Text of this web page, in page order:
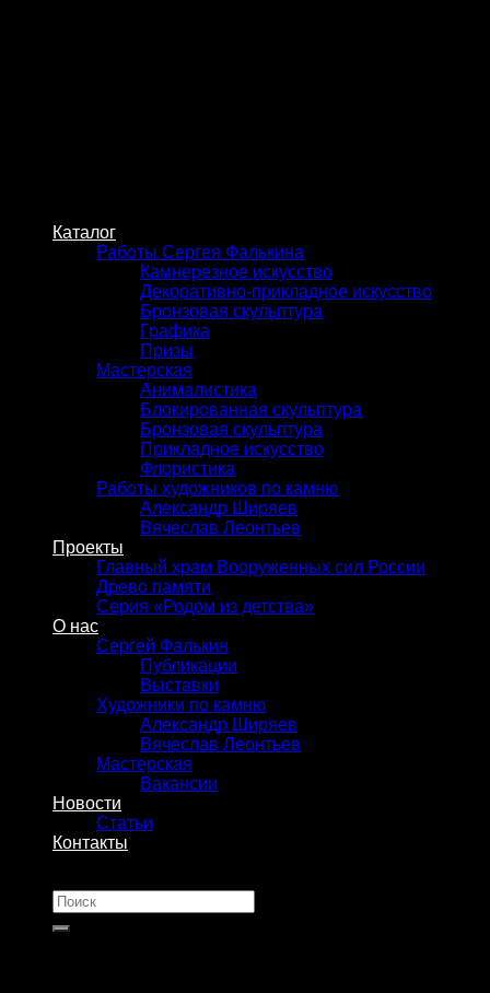
Каталог
Работы Сергея Фалькина
Камнерезное искусство
Декоративно-прикладное искусство
Бронзовая скульптура
Графика
Призы
Мастерская
Анималистика
Блокированная скульптура
Бронзовая скульптура
Прикладное искусство
Флористика
Работы художников по камню
Александр Ширяев
Вячеслав Леонтьев
Проекты
Главный храм Вооруженных сил России
Древо памяти
Серия «Родом из детства»
О нас
Сергей Фалькин
Публикации
Выставки
Художники по камню
Александр Ширяев
Вячеслав Леонтьев
Мастерская
Вакансии
Новости
Статьи
Контакты
Искать: